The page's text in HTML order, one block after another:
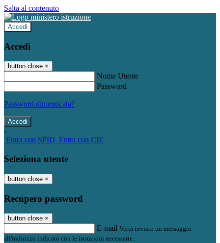
Salta al contenuto
Accedi
Accedi
button close ×
Nome Utente
Password
Password dimenticata?
-
Entra con SPID Entra con CIE
Seleziona utente
button close ×
Recupero password
button close ×
E-mail Verrà inviato un messaggio
all'indirizzo indicato con le istruzioni necessarie.